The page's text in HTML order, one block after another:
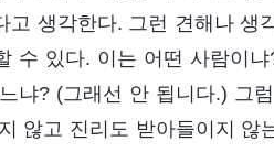
생각한다. 그런 견해나 생
수 있다. 이는 어떤 사람이
냐? (그래선 안 됩니다.) 그
않고 진리도 받아들이지 않